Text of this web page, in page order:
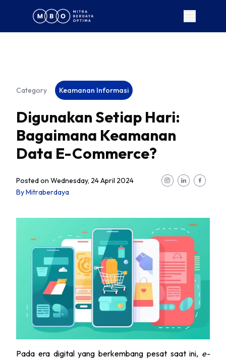
Category Keamanan Informasi
Digunakan Setiap Hari:
Bagaimana Keamanan
Data E-Commerce?
Posted on Wednesday, 24 April 2024
ByMitraberdaya
Pada era digital yang berkembang pesat saat ini, e-